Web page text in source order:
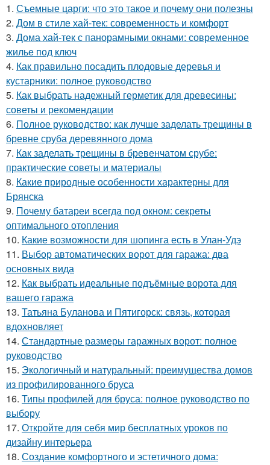
1. Съемные царги: что это такое и почему они полезны
2. Дом в стиле хай-тек: современность и комфорт
3. Дома хай-тек с панорамными окнами: современное
жилье под ключ
4. Как правильно посадить плодовые деревья и
кустарники: полное руководство
5. Как выбрать надежный герметик для древесины:
советы и рекомендации
6. Полное руководство: как лучше заделать трещины в
бревне сруба деревянного дома
7. Как заделать трещины в бревенчатом срубе:
практические советы и материалы
8. Какие природные особенности характерны для
Брянска
9. Почему батареи всегда под окном: секреты
оптимального отопления
10. Какие возможности для шопинга есть в Улан-Удэ
11. Выбор автоматических ворот для гаража: два
основных вида
12. Как выбрать идеальные подъёмные ворота для
вашего гаража
13. Татьяна Буланова и Пятигорск: связь, которая
вдохновляет
14. Стандартные размеры гаражных ворот: полное
руководство
15. Экологичный и натуральный: преимущества домов
из профилированного бруса
16. Типы профилей для бруса: полное руководство по
выбору
17. Откройте для себя мир бесплатных уроков по
дизайну интерьера
18. Создание комфортного и эстетичного дома: